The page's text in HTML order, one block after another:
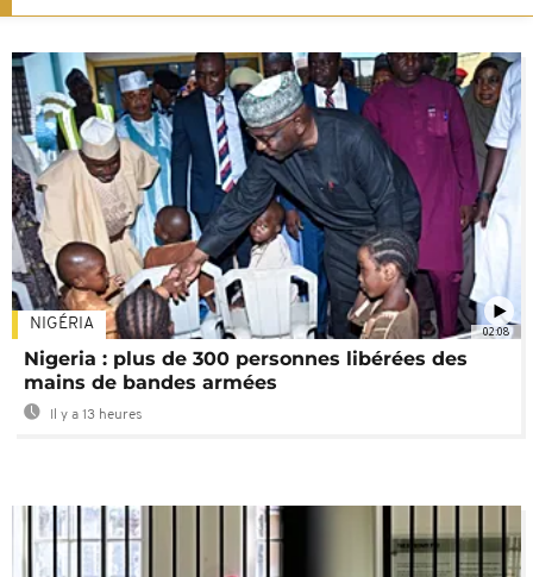
02:08
NIGÉRIA
Nigeria : plus de 300 personnes libérées des
mains de bandes armées
Il y a 13 heures